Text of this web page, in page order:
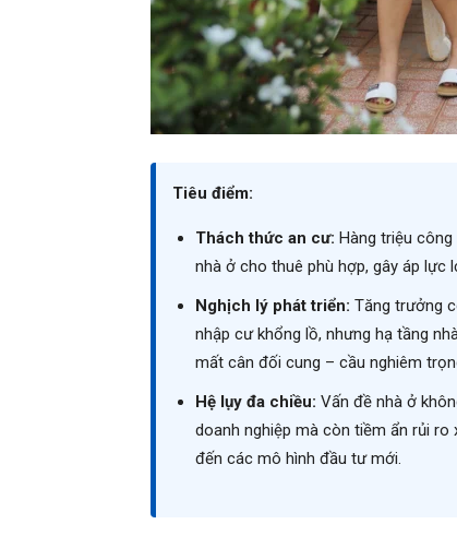
Tiêu điểm:
Thách thức an cư: Hàng triệu
nhà ở cho thuê phù hợp, gây áp lực
Nghịch lý phát triển: Tăng trưởng
nhập cư khổng lồ, nhưng hạ tầng
mất cân đối cung – cầu nghiêm
Hệ lụy đa chiều: Vấn đề nhà ở
doanh nghiệp mà còn tiềm ẩn rủi
đến các mô hình đầu tư mới.